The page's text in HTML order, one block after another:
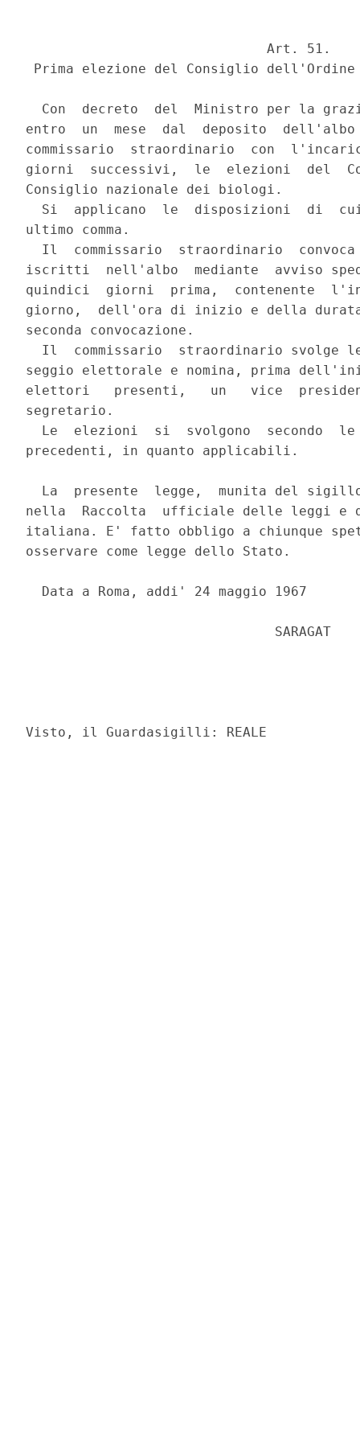
                              Art. 51.
Prima elezione del Consiglio
Con  decreto  del  Ministro per la
entro  un  mese  dal  deposito
commissario  straordinario  con
giorni  successivi,  le  elezioni  del
Consiglio nazionale dei biologi.
Si  applicano  le  disposizioni  di
ultimo comma.
Il  commissario  straordinario
iscritti  nell'albo  mediante  avviso
quindici  giorni  prima,  contenente
giorno,  dell'ora di inizio e della
seconda convocazione.
Il  commissario  straordinario svolge
seggio elettorale e nomina, prima
elettori   presenti,   un   vice
segretario.
Le  elezioni  si  svolgono  secondo
precedenti, in quanto applicabili.
La  presente  legge,  munita del
nella  Raccolta  ufficiale delle leggi e
italiana. E' fatto obbligo a chiunque
osservare come legge dello Stato.
  Data a Roma, addi' 24 maggio 1967
                               SARAGAT